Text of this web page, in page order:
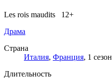
Les rois maudits 12+
Драма
Страна
Италия, Франция, 1 сезон
Длительность